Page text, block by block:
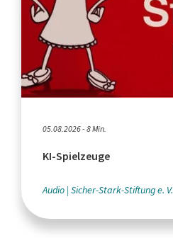
05.08.2026 - 8 Min.
KI-Spielzeuge
Audio Sicher-Stark-Stiftung e. V.